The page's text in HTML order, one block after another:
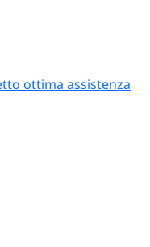
ottima assistenza